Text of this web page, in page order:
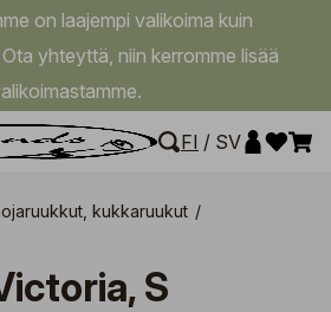
on laajempi valikoima kuin
yhteyttä, niin kerromme lisää
FI / SV
kukkaruukut /
S